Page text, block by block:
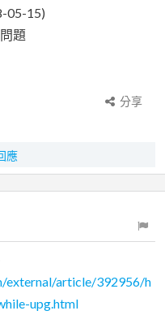
05-15)
題
分享
應
external/article/392956/h
upg.html